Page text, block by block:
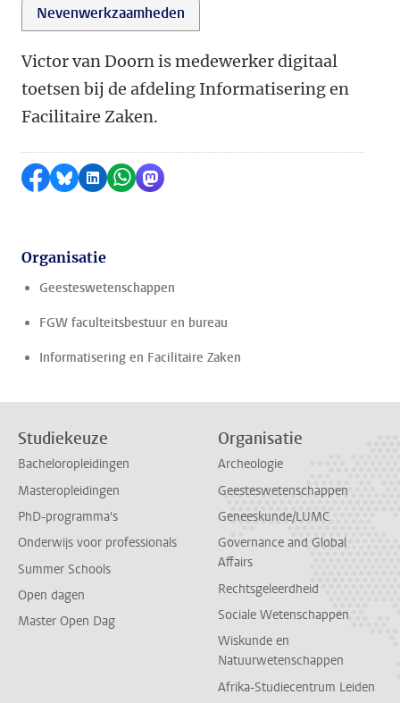
Nevenwerkzaamheden
Victor van Doorn is medewerker digitaal
toetsen bij de afdeling Informatisering en
Facilitaire Zaken.
Delen op Facebook
Delen via Bluesky
Delen op LinkedIn
Delen via WhatsApp
Delen via Mastodon
Organisatie
Geesteswetenschappen
FGW faculteitsbestuur en bureau
Informatisering en Facilitaire Zaken
Studiekeuze
Bacheloropleidingen
Masteropleidingen
PhD-programma's
Onderwijs voor professionals
Summer Schools
Open dagen
Master Open Dag
Organisatie
Archeologie
Geesteswetenschappen
Geneeskunde/LUMC
Governance and Global
Affairs
Rechtsgeleerdheid
Sociale Wetenschappen
Wiskunde en
Natuurwetenschappen
Afrika-Studiecentrum Leiden